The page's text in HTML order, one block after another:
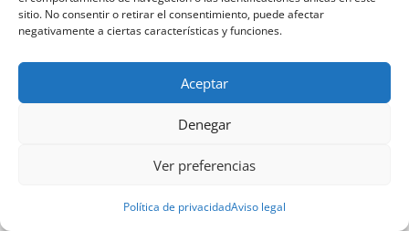
sitio. No consentir o retirar el consentimiento, puede afectar
negativamente a ciertas características y funciones.
Aceptar
Denegar
Ver preferencias
Política de privacidadAviso legal
Conoce al alcalde de Vigo y
la historia de sus
predecesores
enero 5, 2025
0